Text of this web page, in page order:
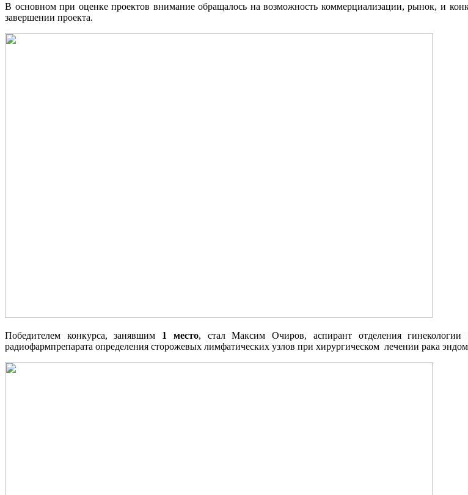
В основном при оценке проектов внимание обращалось на возможность коммерциализации, рынок, и
завершении проекта.
Победителем конкурса, занявшим 1 место, стал Максим Очиров, аспирант отделения
радиофармпрепарата определения сторожевых лимфатических узлов при хирургическом лечении рака